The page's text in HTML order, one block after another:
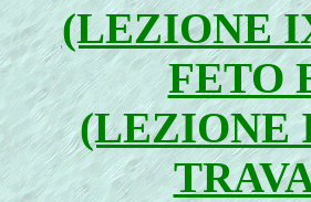
(LEZIONE
FETO
(LEZIONE